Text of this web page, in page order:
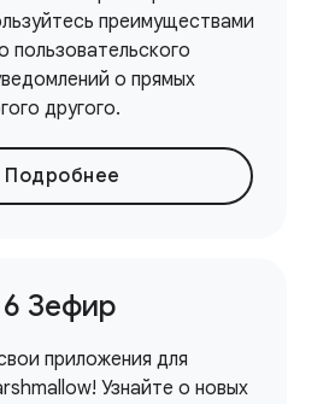
преимуществами
пользовательского
о прямых
другого.
Подробнее
Зефир
приложения для
Узнайте о новых